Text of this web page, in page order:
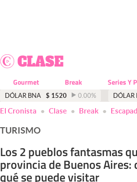
Dólar
Economía y Política
Finanzas y Mercados
Mercados Online
Negocios
Columnistas
Gourmet Break Series Y
DÓLAR BNA $ 1520 0.00% DÓLAR
El Cronista Clase Break
TURISMO
Los 2 pueblos fantasmas
provincia de Buenos Aires:
qué se puede visitar